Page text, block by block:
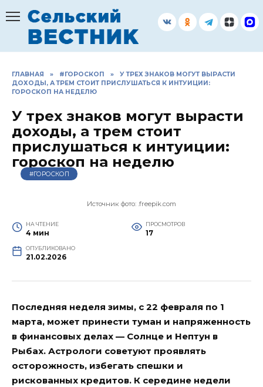
содержанию
ГЛАВНАЯ » #ГОРОСКОП »
У ТРЕХ ЗНАКОВ МОГУТ ВЫРАСТИ
ДОХОДЫ, А ТРЕМ СТОИТ ПРИСЛУШАТЬСЯ К ИНТУИЦИИ:
ГОРОСКОП НА НЕДЕЛЮ
У трех знаков могут вырасти
доходы, а трем стоит
прислушаться к интуиции:
гороскоп на неделю
#ГОРОСКОП
Источник фото: .freepik.com
НА ЧТЕНИЕ
4 мин
ПРОСМОТРОВ
17
ОПУБЛИКОВАНО
21.02.2026
Последняя неделя зимы, с 22 февраля по 1
марта, может принести туман и напряженность
в финансовых делах — Солнце и Нептун в
Рыбах. Астрологи советуют проявлять
осторожность, избегать спешки и
рискованных кредитов. К середине недели